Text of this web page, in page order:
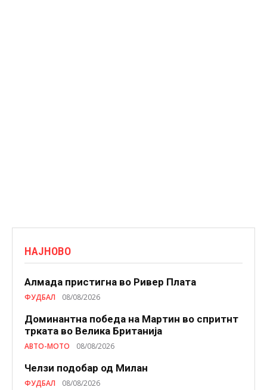
НАЈНОВО
Алмада пристигна во Ривер Плата
ФУДБАЛ 08/08/2026
Доминантна победа на Мартин во спритнт
трката во Велика Британија
АВТО-МОТО 08/08/2026
Челзи подобaр од Милан
ФУДБАЛ 08/08/2026